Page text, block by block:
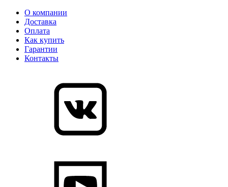
О компании
Доставка
Оплата
Как купить
Гарантии
Контакты